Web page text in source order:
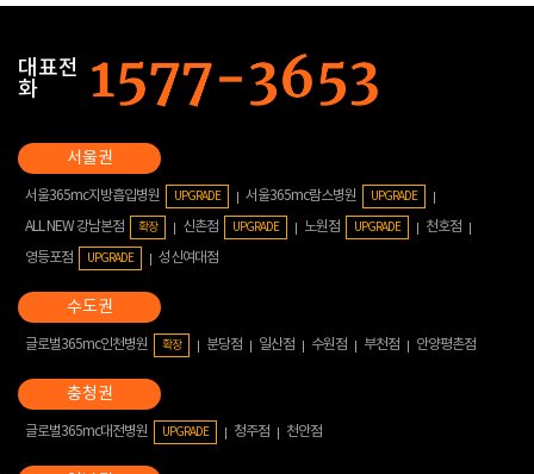
대표전
화
서울365mc지방흡입병원 UPGRADE 서울365mc람스병원 UPGRADE
ALL NEW 강남본점 확장 신촌점 UPGRADE 노원점 UPGRADE
천호점
영등포점
UPGRADE 성신여대점
글로벌365mc인천병원 확장 분당점 일산점 수원점 부천점 안양평촌점
글로벌365mc대전병원 UPGRADE 청주점 천안점